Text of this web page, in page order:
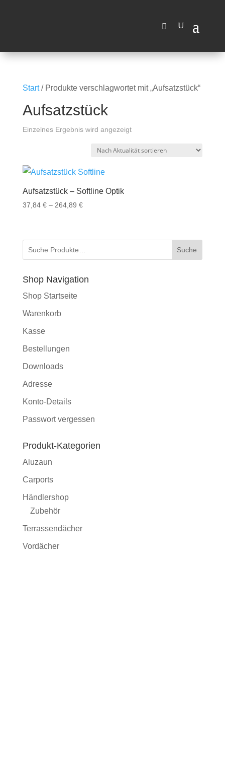
Start/ Produkte verschlagwortet mit „Aufsatzstück“
Aufsatzstück
Einzelnes Ergebnis wird angezeigt
Aufsatzstück – Softline Optik
37,84 € – 264,89 €Preisspanne:
264,89 €
Suche
Shop Navigation
Shop Startseite
Warenkorb
Kasse
Bestellungen
Downloads
Adresse
Konto-Details
Passwort vergessen
Produkt-Kategorien
Aluzaun
Carports
Händlershop
Zubehör
Terrassendächer
Vordächer
OK, Verstanden